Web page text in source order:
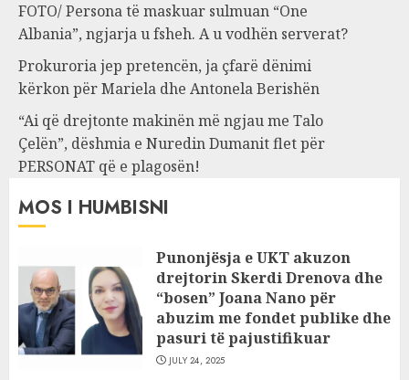
FOTO/ Persona të maskuar sulmuan “One
Albania”, ngjarja u fsheh. A u vodhën serverat?
Prokuroria jep pretencën, ja çfarë dënimi
kërkon për Mariela dhe Antonela Berishën
“Ai që drejtonte makinën më ngjau me Talo
Çelën”, dëshmia e Nuredin Dumanit flet për
PERSONAT që e plagosën!
MOS I HUMBISNI
Punonjësja e UKT akuzon
drejtorin Skerdi Drenova dhe
“bosen” Joana Nano për
abuzim me fondet publike dhe
pasuri të pajustifikuar
JULY 24, 2025